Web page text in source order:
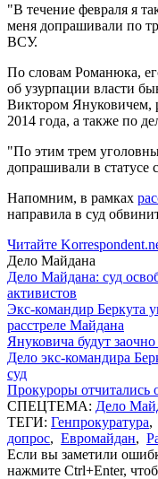
"В течение февраля я
меня допрашивали по
ВСУ.
По словам Романюка,
об узурпации власти
Виктором Януковичем,
2014 года, а также по
"По этим трем
допрашивали в статусе
Напомним, в рамках
направила в суд
Читайте
Дело Майдана
Дело Майдана: суд
активистов
Экс-командир Беркута
расстреле Майдана
Януковича будут
Дело экс-командира
суд
Прокуроры отчитались
СПЕЦТЕМА: Дело
ТЕГИ: Генпрокуратура,
допрос, Евромайдан,
Если вы заметили
нажмите Ctrl+Enter,